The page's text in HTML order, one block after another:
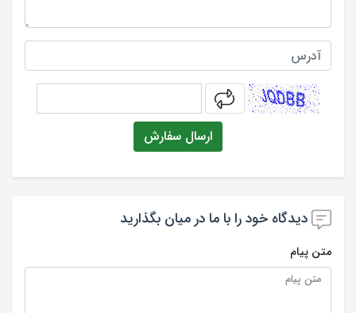
آدرس
captcha
ارسال سفارش
دیدگاه خود را با ما در میان بگذارید
متن پیام